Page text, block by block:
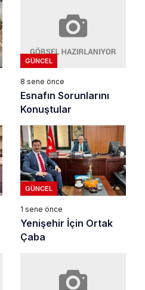
GÜNCEL
8 sene önce
Esnafın Sorunlarını
Konuştular
GÜNCEL
1 sene önce
Yenişehir İçin Ortak
Çaba